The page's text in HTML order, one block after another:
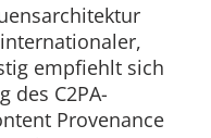
empfiehlt sich
des C2PA-
Provenance